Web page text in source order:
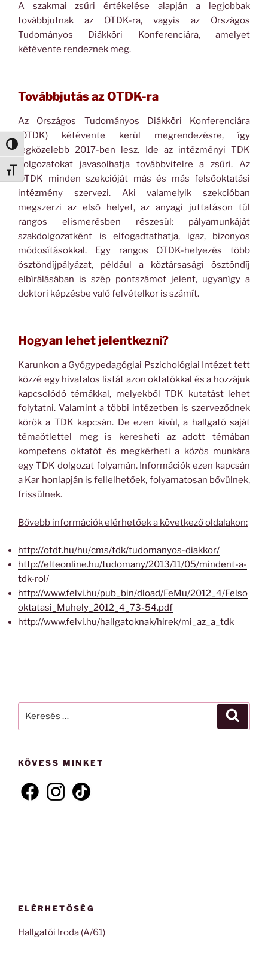
Nagy kontraszt váltása
Betűméret váltása
A szakmai zsűri értékelése alapján a legjobbak
továbbjutnak az OTDK-ra, vagyis az Országos
Tudományos Diákköri Konferenciára, amelyet
kétévente rendeznek meg.
Továbbjutás az OTDK-ra
Az Országos Tudományos Diákköri Konferenciára
(OTDK) kétévente kerül megrendezésre, így
legközelebb 2017-ben lesz. Ide az intézményi TDK
dolgozatokat javasolhatja továbbvitelre a zsűri. Az
OTDK minden szekcióját más és más felsőoktatási
intézmény szervezi. Aki valamelyik szekcióban
megszerzi az első helyet, az anyagi juttatáson túl
rangos elismerésben részesül: pályamunkáját
szakdolgozatként is elfogadtathatja, igaz, bizonyos
módosításokkal. Egy rangos OTDK-helyezés több
ösztöndíjpályázat, például a köztársasági ösztöndíj
elbírálásában is szép pontszámot jelent, ugyanígy a
doktori képzésbe való felvételkor is számít.
Hogyan lehet jelentkezni?
Karunkon a Gyógypedagógiai Pszichológiai Intézet tett
közzé egy hivatalos listát azon oktatókkal és a hozzájuk
kapcsolódó témákkal, melyekből TDK kutatást lehet
folytatni. Valamint a többi intézetben is szerveződnek
körök a TDK kapcsán. De ezen kívül, a hallgató saját
témaötlettel meg is keresheti az adott témában
kompetens oktatót és megkérheti a közös munkára
egy TDK dolgozat folyamán. Információk ezen kapcsán
a Kar honlapján is fellelhetőek, folyamatosan bővülnek,
frissülnek.
Bővebb információk elérhetőek a következő oldalakon:
http://otdt.hu/hu/cms/tdk/tudomanyos-diakkor/
http://elteonline.hu/tudomany/2013/11/05/mindent-a-
tdk-rol/
http://www.felvi.hu/pub_bin/dload/FeMu/2012_4/Felso
oktatasi_Muhely_2012_4_73-54.pdf
http://www.felvi.hu/hallgatoknak/hirek/mi_az_a_tdk
KÖVESS MINKET
ELÉRHETŐSÉG
Hallgatói Iroda (A/61)